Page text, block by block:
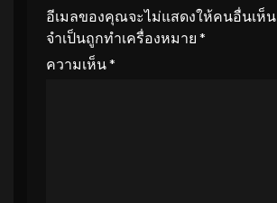
อีเมลของคุณจะไม่แสดงให้คนอื่นเห็น
จำเป็นถูกทำเครื่องหมาย *
ความเห็น*